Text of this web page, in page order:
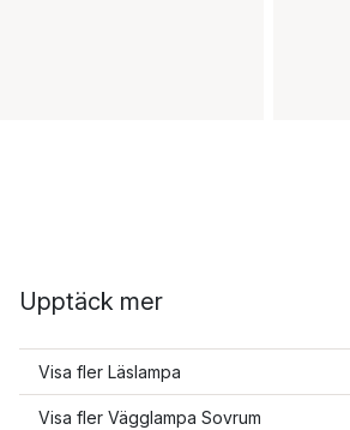
Upptäck mer
Visa fler Läslampa
Visa fler Vägglampa Sovrum